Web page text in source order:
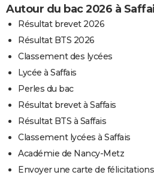
Autour du bac 2026 à
Résultat brevet 2026
Résultat BTS 2026
Classement des lycées
Lycée à Saffais
Perles du bac
Résultat brevet à Saffais
Résultat BTS à Saffais
Classement lycées à Saffais
Académie de Nancy-Metz
Envoyer une carte de félicitations